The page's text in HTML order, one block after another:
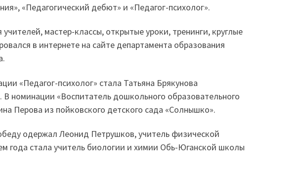
«Педагогический дебют» и «Педагог-психолог».
мастер-классы, открытые уроки, тренинги, круглые
в интернете на сайте департамента образования
«Педагог-психолог» стала Татьяна Брякунова
В номинации «Воспитатель дошкольного образовательного
Перова из пойковского детского сада «Солнышко».
одержал Леонид Петрушков, учитель физической
года стала учитель биологии и химии Обь-Юганской школы